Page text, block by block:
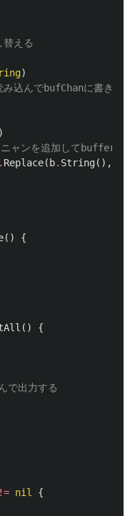
える
)
んでbufChanに書き込む
)
ャンを追加してbufferに
. Replace( b. String(),
()
{
()
{
で出力する
!= nil
{